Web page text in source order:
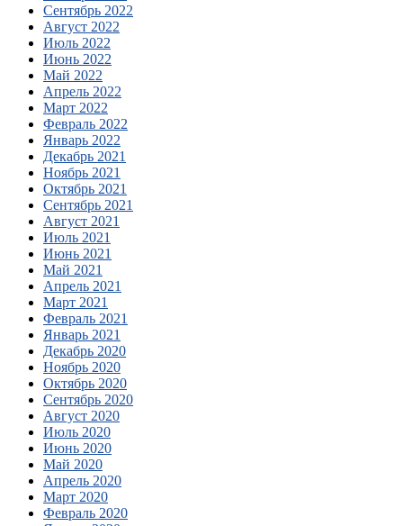
Сентябрь 2022
Август 2022
Июль 2022
Июнь 2022
Май 2022
Апрель 2022
Март 2022
Февраль 2022
Январь 2022
Декабрь 2021
Ноябрь 2021
Октябрь 2021
Сентябрь 2021
Август 2021
Июль 2021
Июнь 2021
Май 2021
Апрель 2021
Март 2021
Февраль 2021
Январь 2021
Декабрь 2020
Ноябрь 2020
Октябрь 2020
Сентябрь 2020
Август 2020
Июль 2020
Июнь 2020
Май 2020
Апрель 2020
Март 2020
Февраль 2020